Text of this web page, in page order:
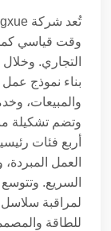
وقت قياسي
التجاري.
بناء نموذج
والمبيعات،
أربع فئات
العمل
السريع.
لمراقبة سلاسل
للطاقة